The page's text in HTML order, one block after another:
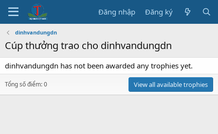
Đăng nhập Đăng ký
dinhvandungdn
Cúp thưởng trao cho dinhvandungdn
dinhvandungdn has not been awarded any trophies yet.
Tổng số điểm: 0 View all available trophies